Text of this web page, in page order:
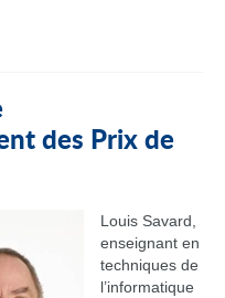
des Prix de
Louis Savard,
enseignant en
techniques de
l’informatique